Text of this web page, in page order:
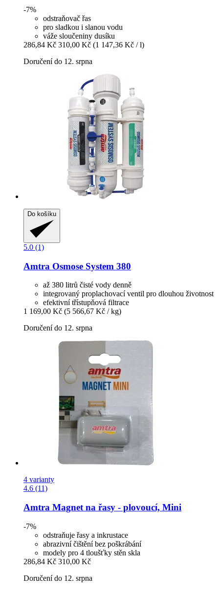
-7%
odstraňovač řas
pro sladkou i slanou vodu
váže sloučeniny dusíku
286,84 Kč 310,00 Kč (1 147,36 Kč / l)
Doručení do 12. srpna
Do košíku
5.0 (1)
Amtra Osmose System 380
až 380 litrů čisté vody denně
integrovaný proplachovací ventil pro dlouhou životnost
efektivní třístupňová filtrace
1 169,00 Kč (5 566,67 Kč / kg)
Doručení do 12. srpna
4 varianty
4.6 (11)
Amtra Magnet na řasy -​ plovoucí, Mini
-7%
odstraňuje řasy a inkrustace
abrazivní čištění bez poškrábání
modely pro 4 tloušťky stěn skla
286,84 Kč 310,00 Kč
Doručení do 12. srpna